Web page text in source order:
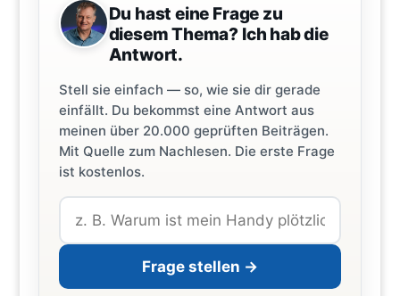
Du hast eine Frage zu
diesem Thema? Ich hab die
Antwort.
Stell sie einfach — so, wie sie dir gerade
einfällt. Du bekommst eine Antwort aus
meinen über 20.000 geprüften Beiträgen.
Mit Quelle zum Nachlesen. Die erste Frage
ist kostenlos.
Frage stellen →